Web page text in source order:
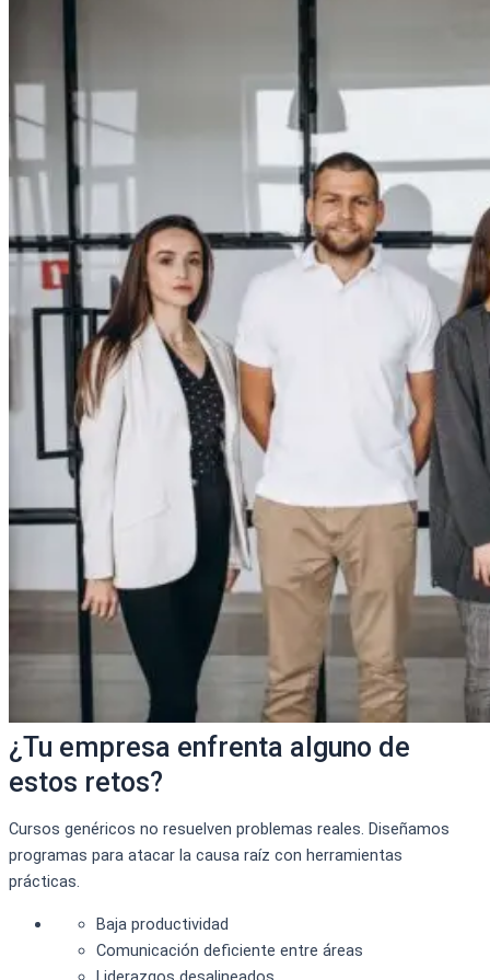
¿Tu empresa enfrenta alguno de
estos retos?
Cursos genéricos no resuelven problemas reales. Diseñamos
programas para atacar la causa raíz con herramientas
prácticas.
Baja productividad
Comunicación deficiente entre áreas